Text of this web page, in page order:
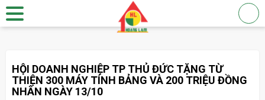
HỘI DOANH NGHIỆP TP THỦ ĐỨC TẶNG TỪ
THIỆN 300 MÁY TÍNH BẢNG VÀ 200 TRIỆU ĐỒNG
NHÂN NGÀY 13/10